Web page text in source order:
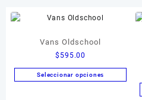
Vans Oldschool
$ 595.00
Seleccionar opciones